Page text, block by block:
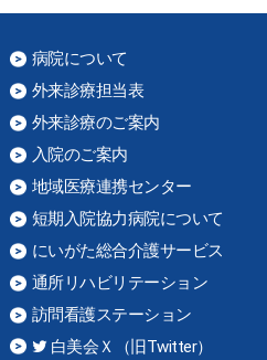
病院について
外来診療担当表
外来診療のご案内
入院のご案内
地域医療連携センター
短期入院協力病院について
にいがた総合介護サービス
通所リハビリテーション
訪問看護ステーション
白美会Ｘ（旧Twitter）